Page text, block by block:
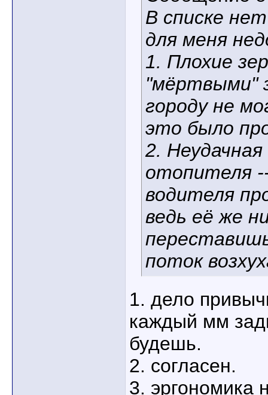
В списке
для меня
1. Плохие
"мёртвыми"
городу не
это было
2.
отопителя
водителя
ведь её же
поток
1. дело
каждый мм
будешь.
2. согласен.
3. эргономика